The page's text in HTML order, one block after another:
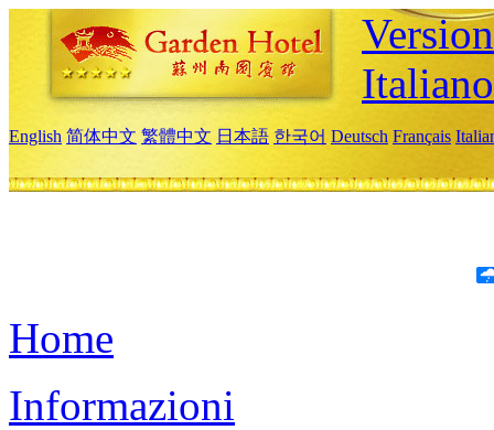
Italiano
English 简体中文 繁體中文 日本語 한국어 Deutsch Français
Home
Informazioni